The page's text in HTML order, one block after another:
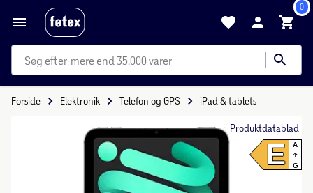
0
mere end 35.000 varer
Forside Elektronik Telefon og GPS iPad & tablets
Produktdatablad
E A
G